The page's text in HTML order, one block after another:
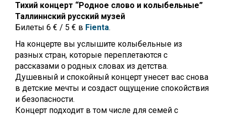
Тихий концерт “Родное слово и колыбельные”
Таллиннский русский музей
Билеты 6 € / 5 € в Fienta.
На концерте вы услышите колыбельные из
разных стран, которые переплетаются с
рассказами о родных словах из детства.
Душевный и спокойный концерт унесет вас снова
в детские мечты и создаст ощущение спокойствия
и безопасности.
Концерт подходит в том числе для семей с